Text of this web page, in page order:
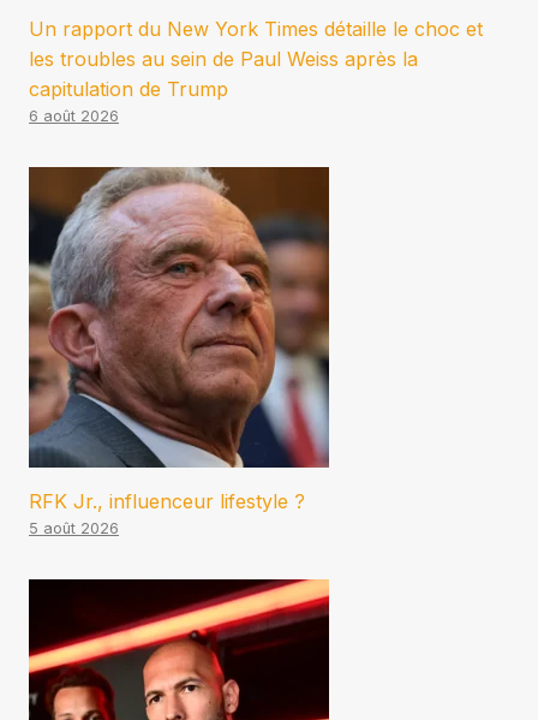
Un rapport du New York Times détaille le choc et
les troubles au sein de Paul Weiss après la
capitulation de Trump
6 août 2026
RFK Jr., influenceur lifestyle ?
5 août 2026